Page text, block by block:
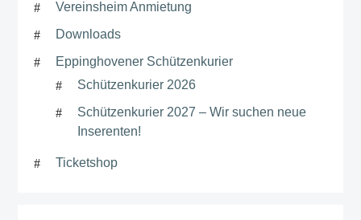
Vereinsheim Anmietung
Downloads
Eppinghovener Schützenkurier
Schützenkurier 2026
Schützenkurier 2027 – Wir suchen neue
Inserenten!
Ticketshop